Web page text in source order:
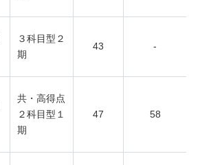
３科目型２
期
43 -
共・高得点
２科目型１
期
47 58